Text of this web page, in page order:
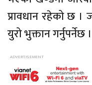
प्रावधान रहेको छ ।
युरो भुक्तान गर्नुपर्नेछ ।